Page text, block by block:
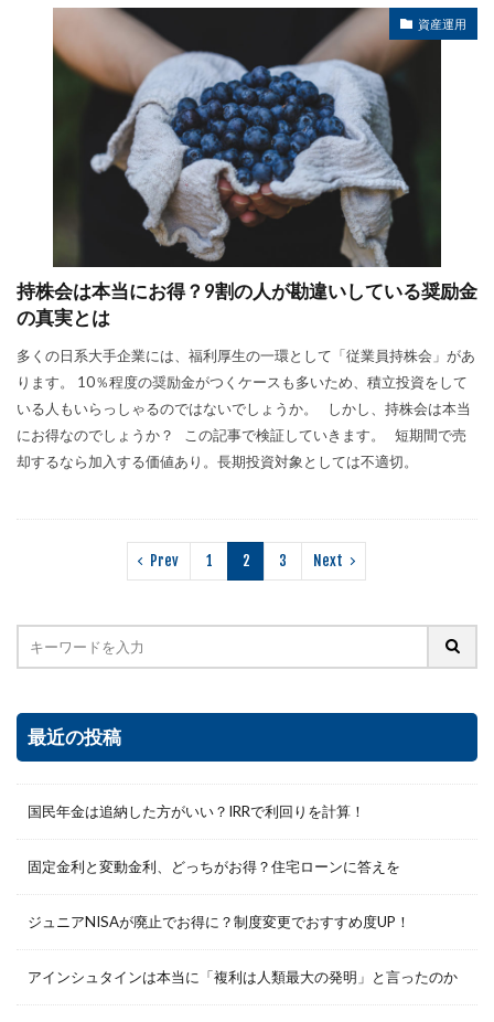
資産運用
持株会は本当にお得？9割の人が勘違いしている奨励金
の真実とは
多くの日系大手企業には、福利厚生の一環として「従業員持株会」があ
ります。 10％程度の奨励金がつくケースも多いため、積立投資をして
いる人もいらっしゃるのではないでしょうか。 しかし、持株会は本当
にお得なのでしょうか？ この記事で検証していきます。 短期間で売
却するなら加入する価値あり。長期投資対象としては不適切。
Prev 1 2 3 Next
最近の投稿
国民年金は追納した方がいい？IRRで利回りを計算！
固定金利と変動金利、どっちがお得？住宅ローンに答えを
ジュニアNISAが廃止でお得に？制度変更でおすすめ度UP！
アインシュタインは本当に「複利は人類最大の発明」と言ったのか